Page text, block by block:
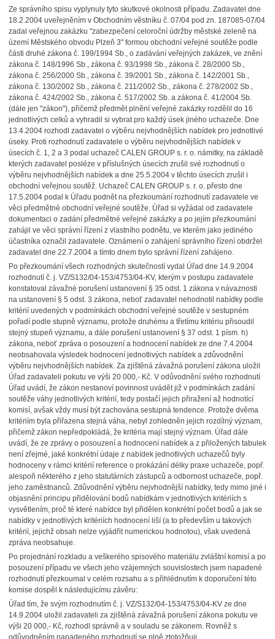
Ze správního spisu vyplynuly tyto skutkové okolnosti případu. Zadavatel dne
18.2.2004 uveřejněním v Obchodním věstníku č. 07/04 pod zn. 187085-07/04
zadal veřejnou zakázku "zabezpečení celoroční údržby městské zeleně na
území Městského obvodu Plzeň 3" formou obchodní veřejné soutěže podle
části druhé zákona č. 199/1994 Sb., o zadávání veřejných zakázek, ve znění
zákona č. 148/1996 Sb., zákona č. 93/1998 Sb., zákona č. 28/2000 Sb.,
zákona č. 256/2000 Sb., zákona č. 39/2001 Sb., zákona č. 142/2001 Sb.,
zákona č. 130/2002 Sb., zákona č. 211/2002 Sb., zákona č. 278/2002 Sb.,
zákona č. 424/2002 Sb., zákona č. 517/2002 Sb. a zákona č. 41/2004 Sb.
(dále jen "zákon"), přičemž předmět plnění veřejné zakázky rozdělil do 16
jednotlivých celků a vyhradil si vybrat pro každý úsek jiného uchazeče. Dne
13.4.2004 rozhodl zadavatel o výběru nejvhodnějších nabídek pro jednotlivé
úseky. Proti rozhodnutí zadavatele o výběru nejvhodnějších nabídek v
úsecích č. 1, 2 a 3 podal uchazeč CALEN GROUP s. r. o. námitky, na základě
kterých zadavatel posléze v příslušných úsecích zrušil své rozhodnutí o
výběru nejvhodnějších nabídek a dne 25.5.2004 v těchto úsecích zrušil i
obchodní veřejnou soutěž. Uchazeč CALEN GROUP s. r. o. přesto dne
17.5.2004 podal k Úřadu podnět na přezkoumání rozhodnutí zadavatele ve
věci předmětné obchodní veřejné soutěže. Úřad si vyžádal od zadavatele
dokumentaci o zadání předmětné veřejné zakázky a po jejím přezkoumání
zahájil ve věci správní řízení z vlastního podnětu, ve kterém jako jediného
účastníka označil zadavatele. Oznámení o zahájení správního řízení obdržel
zadavatel dne 22.7.2004 a tímto dnem bylo správní řízení zahájeno.
Po přezkoumání všech rozhodných skutečností vydal Úřad dne 14.9.2004
rozhodnutí č. j. VZ/S132/04-153/4753/04-KV, kterým v postupu zadavatele
konstatoval závažné porušení ustanovení § 35 odst. 1 zákona v návaznosti
na ustanovení § 5 odst. 3 zákona, neboť zadavatel nehodnotil nabídky podle
kritérií uvedených v podmínkách obchodní veřejné soutěže v sestupném
pořadí podle stupně významu, protože druhému a třetímu kritériu přisoudil
stejný stupeň významu, a dále porušení ustanovení § 37 odst. 1 písm. h)
zákona, neboť zpráva o posouzení a hodnocení nabídek ze dne 7.4.2004
neobsahovala výsledek hodnocení jednotlivých nabídek a zdůvodnění
výběru nejvhodnějších nabídek. Za zjištěná závažná porušení zákona uložil
Úřad zadavateli pokutu ve výši 20 000,- Kč. V odůvodnění svého rozhodnutí
Úřad uvádí, že zákon nestanoví povinnost uvádět již v podmínkách zadání
soutěže váhy jednotlivých kritérií, tedy postačí jejich přiražení až hodnotící
komisí, avšak vždy musí být zachována sestupná tendence. Protože dvěma
kritériím byla přiřazena stejná váha, nebyl zohledněn jejich rozdílný význam,
přičemž zákon nepředpokládá, že kritéria mají stejný význam. Úřad dále
uvádí, že ze zprávy o posouzení a hodnocení nabídek a z přiložených tabulek
není zřejmé, jaké konkrétní údaje z nabídek jednotlivých uchazečů byly
hodnoceny v rámci kritérií reference o prokázání délky praxe uchazeče, popř.
alespoň některého z jeho statutárních zástupců a odbornost uchazeče, popř.
jeho zaměstnanců. Zdůvodnění výběru nejvhodnější nabídky, tedy mimo jiné i
objasnění principu přidělování bodů nabídkám v jednotlivých kritériích s
vysvětlením, proč té které nabídce byl přidělen konkrétní počet bodů a jak se
nabídky v jednotlivých kritériích hodnocení liší (a to především u takových
kritérií, jejichž obsah nelze vyjádřit numerickou hodnotou), však uvedená
zpráva neobsahuje.
Po projednání rozkladu a veškerého spisového materiálu zvláštní komisí a po
posouzení případu ve všech jeho vzájemných souvislostech jsem napadené
rozhodnutí přezkoumal v celém rozsahu a s přihlédnutím k doporučení této
komise dospěl k následujícímu závěru:
Úřad tím, že svým rozhodnutím č. j. VZ/S132/04-153/4753/04-KV ze dne
14.9.2004 uložil zadavateli za zjištěná závažná porušení zákona pokutu ve
výši 20 000,- Kč, rozhodl správně a v souladu se zákonem. Rovněž s
odůvodněním napadeného rozhodnutí se plně ztotožňuji.